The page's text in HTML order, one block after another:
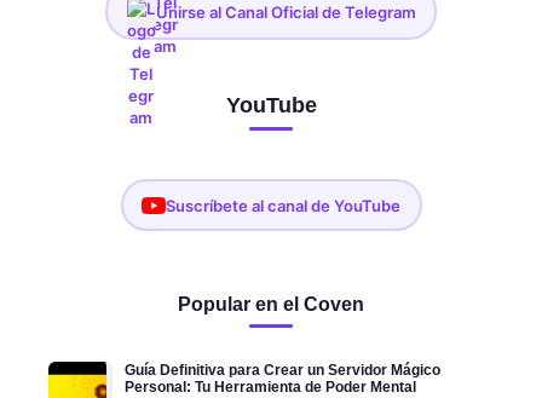
Unirse al Canal Oficial de Telegram
YouTube
Suscríbete al canal de YouTube
Popular en el Coven
Guía Definitiva para Crear un Servidor Mágico
Personal: Tu Herramienta de Poder Mental